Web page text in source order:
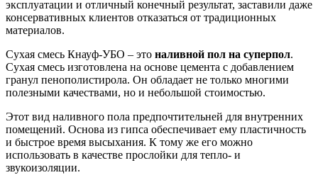
эксплуатации и отличный конечный результат, заставили даже
консервативных клиентов отказаться от традиционных
материалов.
Сухая смесь Кнауф-УБО – это наливной пол на суперпол.
Сухая смесь изготовлена на основе цемента с добавлением
гранул пенополистирола. Он обладает не только многими
полезными качествами, но и небольшой стоимостью.
Этот вид наливного пола предпочтительней для внутренних
помещений. Основа из гипса обеспечивает ему пластичность
и быстрое время высыхания. К тому же его можно
использовать в качестве прослойки для тепло- и
звукоизоляции.